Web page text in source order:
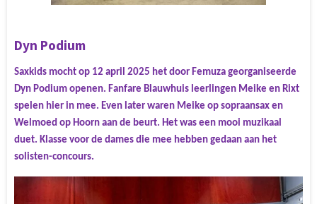
Dyn Podium
Saxkids mocht op 12 april 2025 het door Femuza georganiseerde
Dyn Podium openen. Fanfare Blauwhuis leerlingen Meike en Rixt
spelen hier in mee. Even later waren Meike op sopraansax en
Welmoed op Hoorn aan de beurt. Het was een mooi muzikaal
duet. Klasse voor de dames die mee hebben gedaan aan het
solisten-concours.